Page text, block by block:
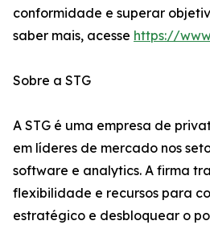
conformidade e superar
saber mais, acesse https://
Sobre a STG
A STG é uma empresa de
em líderes de mercado nos
software e analytics. A firma
flexibilidade e recursos para
estratégico e desbloquear o